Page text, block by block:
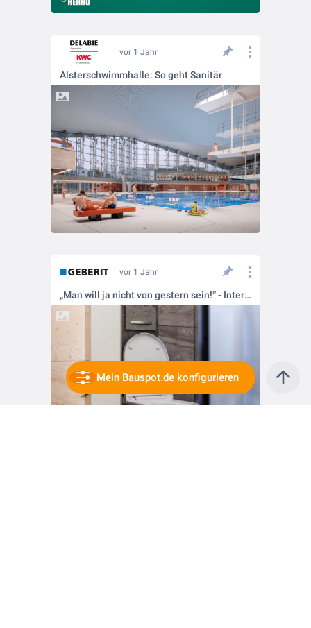
vor 1 Jahr
Alsterschwimmhalle: So geht Sanitär
vor 1 Jahr
„Man will ja nicht von gestern sein!“ - Interview mit Alexander Koch
Mein Bauspot.de konfigurieren